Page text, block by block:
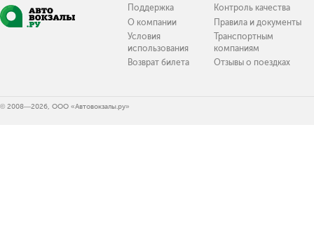
Поддержка
О компании
Условия
использования
Возврат билета
Контроль качества
Правила и документы
Транспортным
компаниям
Отзывы о поездках
© 2008—2026, ООО «Автовокзалы.ру»